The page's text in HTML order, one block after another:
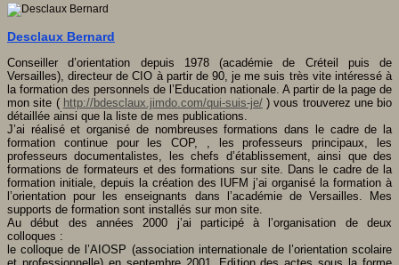
Desclaux Bernard
Conseiller d’orientation depuis 1978 (académie de Créteil puis de
Versailles), directeur de CIO à partir de 90, je me suis très vite intéressé à
la formation des personnels de l’Education nationale. A partir de la page de
mon site ( http://bdesclaux.jimdo.com/qui-suis-je/) vous trouverez une bio
détaillée ainsi que la liste de mes publications.
J’ai réalisé et organisé de nombreuses formations dans le cadre de la
formation continue pour les COP, , les professeurs principaux, les
professeurs documentalistes, les chefs d’établissement, ainsi que des
formations de formateurs et des formations sur site. Dans le cadre de la
formation initiale, depuis la création des IUFM j’ai organisé la formation à
l’orientation pour les enseignants dans l’académie de Versailles. Mes
supports de formation sont installés sur mon site.
Au début des années 2000 j’ai participé à l’organisation de deux
colloques :
le colloque de l’AIOSP (association internationale de l’orientation scolaire